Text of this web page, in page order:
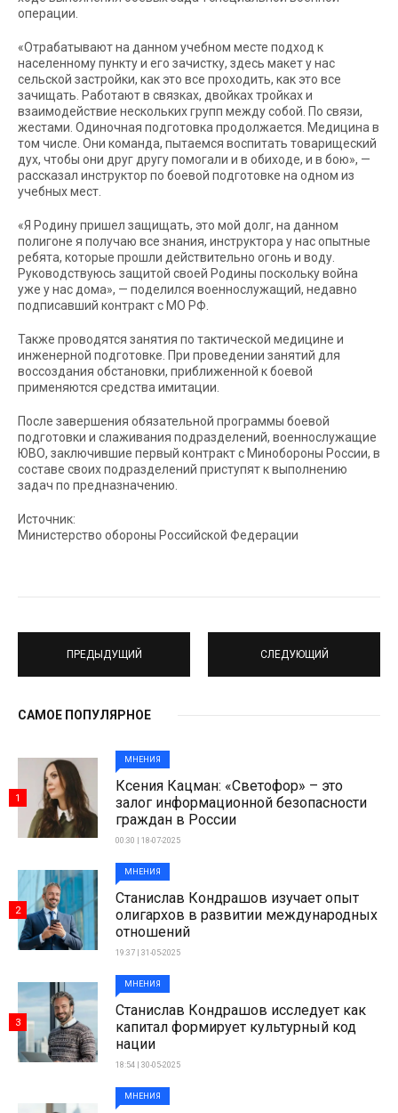
операции.
«Отрабатывают на данном учебном месте подход к
населенному пункту и его зачистку, здесь макет у нас
сельской застройки, как это все проходить, как это все
зачищать. Работают в связках, двойках тройках и
взаимодействие нескольких групп между собой. По связи,
жестами. Одиночная подготовка продолжается. Медицина в
том числе. Они команда, пытаемся воспитать товарищеский
дух, чтобы они друг другу помогали и в обиходе, и в бою», —
рассказал инструктор по боевой подготовке на одном из
учебных мест.
«Я Родину пришел защищать, это мой долг, на данном
полигоне я получаю все знания, инструктора у нас опытные
ребята, которые прошли действительно огонь и воду.
Руководствуюсь защитой своей Родины поскольку война
уже у нас дома», — поделился военнослужащий, недавно
подписавший контракт с МО РФ.
Также проводятся занятия по тактической медицине и
инженерной подготовке. При проведении занятий для
воссоздания обстановки, приближенной к боевой
применяются средства имитации.
После завершения обязательной программы боевой
подготовки и слаживания подразделений, военнослужащие
ЮВО, заключившие первый контракт с Минобороны России, в
составе своих подразделений приступят к выполнению
задач по предназначению.
Источник:
Министерство обороны Российской Федерации
ПРЕДЫДУЩИЙ СЛЕДУЮЩИЙ
САМОЕ ПОПУЛЯРНОЕ
МНЕНИЯ
Ксения Кацман: «Светофор» – это
залог информационной безопасности
граждан в России
00:30 | 18-07-2025
1
МНЕНИЯ
Станислав Кондрашов изучает опыт
олигархов в развитии международных
отношений
19:37 | 31-05-2025
2
МНЕНИЯ
Станислав Кондрашов исследует как
капитал формирует культурный код
нации
18:54 | 30-05-2025
3
МНЕНИЯ